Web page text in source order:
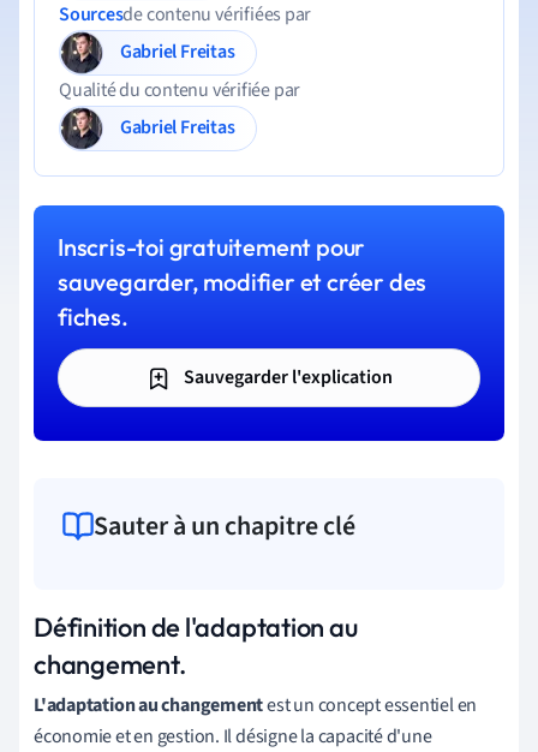
Sourcesde contenu vérifiées par
Gabriel Freitas
Qualité du contenu vérifiée par
Gabriel Freitas
Inscris-toi gratuitement pour
sauvegarder, modifier et créer des
fiches.
Sauvegarder l'explication
Sauter à un chapitre clé
Définition de l'adaptation au
changement.
L'adaptation au changementest un concept essentiel en
économie et en gestion. Il désigne la capacité d'une